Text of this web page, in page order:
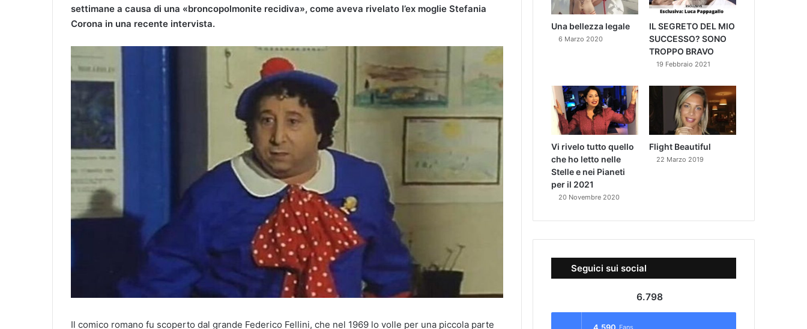
settimane a causa di una «broncopolmonite recidiva», come aveva rivelato l’ex moglie Stefania
Corona in una recente intervista.
Il comico romano fu scoperto dal grande Federico Fellini, che nel 1969 lo volle per una piccola parte
Una bellezza legale
6 Marzo 2020
IL SEGRETO DEL MIO
SUCCESSO? SONO
TROPPO BRAVO
19 Febbraio 2021
Vi rivelo tutto quello
che ho letto nelle
Stelle e nei Pianeti
per il 2021
20 Novembre 2020
Flight Beautiful
22 Marzo 2019
Seguici sui social
6.798
4.590 Fans